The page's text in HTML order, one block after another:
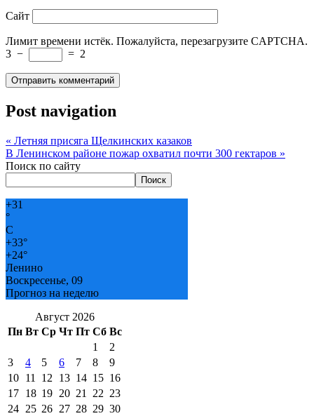
Сайт
Лимит времени истёк. Пожалуйста, перезагрузите CAPTCHA.
3 − = 2
Post navigation
« Летняя присяга Щелкинских казаков
В Ленинском районе пожар охватил почти 300 гектаров »
Поиск по сайту
Поиск
+31
°
C
+33°
+24°
Ленино
Воскресенье, 09
Прогноз на неделю
Август 2026
Пн Вт Ср Чт Пт Сб Вс
1
2
3
4 5 6 7 8
9
10 11 12 13 14 15 16
17 18 19 20 21 22 23
24 25 26 27 28 29 30